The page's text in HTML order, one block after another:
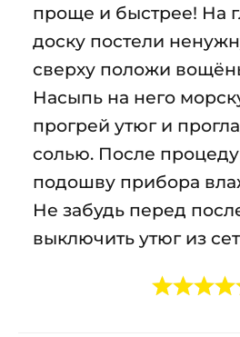
проще и быстрее! На
доску постели
сверху положи
Насыпь на него
прогрей утюг и
солью. После
подошву прибора
Не забудь перед
выключить утюг из